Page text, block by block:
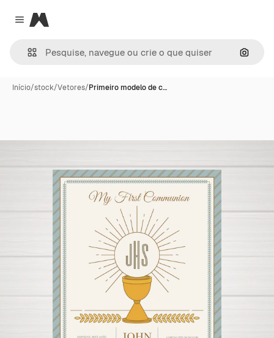
Close menu
Magnific
Início/stock/Vetores/Primeiro modelo de c…